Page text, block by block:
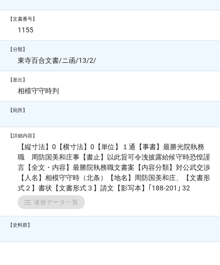
【文書番号】
1155
【分類】
東寺百合文書/ニ函/13/2/
【差出】
相模守守時判
【宛所】
【詳細内容】
【縦寸法】0【横寸法】0【単位】１通【事書】最勝光院執務
職 周防国美和庄事【書止】以此旨可令洩披露給候守時恐惶謹
言【全文・内容】最勝院執務職文書案【内容分類】対公武交渉
【人名】相模守守時（北条）【地名】周防国美和庄、【文書形
式２】書状【文書形式３】請文【影写本】｢188-201｣ 32
連接データ一覧
【史料群】